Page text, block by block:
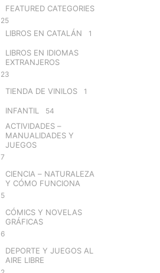
FEATURED CATEGORIES
25
LIBROS EN CATALÁN 1
LIBROS EN IDIOMAS
EXTRANJEROS
23
TIENDA DE VINILOS 1
INFANTIL 54
ACTIVIDADES –
MANUALIDADES Y
JUEGOS
7
CIENCIA – NATURALEZA
Y CÓMO FUNCIONA
5
CÓMICS Y NOVELAS
GRÁFICAS
6
DEPORTE Y JUEGOS AL
AIRE LIBRE